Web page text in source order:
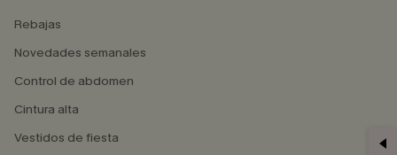
Rebajas
Novedades semanales
Control de abdomen
Cintura alta
Vestidos de fiesta